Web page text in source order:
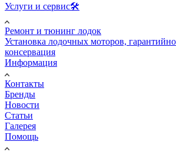
Услуги и сервис🛠️
Ремонт и тюнинг лодок
Установка лодочных моторов,
консервация
Информация
Контакты
Бренды
Новости
Статьи
Галерея
Помощь